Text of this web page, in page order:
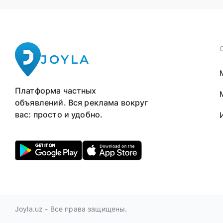
JOYLA
Платформа частных
объявлений. Вся реклама вокруг
вас: просто и удобно.
Joyla.uz - Все права защищены.